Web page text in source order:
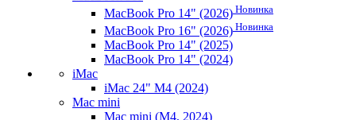
MacBook Pro 14" (2026) Новинка
MacBook Pro 16" (2026) Новинка
MacBook Pro 14" (2025)
MacBook Pro 14" (2024)
iMac
iMac 24" M4 (2024)
Mac mini
Mac mini (M4, 2024)